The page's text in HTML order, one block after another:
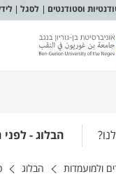
וסטודנטים לסגל
הבלוג - לפני
ולמועמדות הבלוג